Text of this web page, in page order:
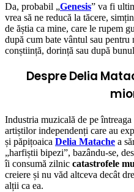
Da, probabil „Genesis” va fi
vrea să ne reducă la tăcere,
de ăștia ca mine, care le rupem
după cum bate vântul sau pentru
conștiință, dorință sau după
Despre Delia
Industria muzicală de pe
artiștilor independenți care au
și păpițoaica Delia Matache a
„harfiștii bipezi”, bazându-se,
îi consumă zilnic catastrofele
creiere și nu văd altceva decât
alții ca ea.